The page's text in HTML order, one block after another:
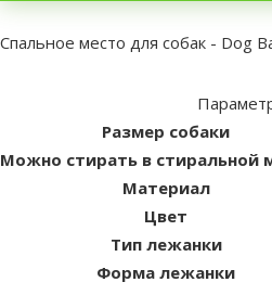
superzoo.product.detail.content
Спальное место для собак - Dog
Размер собаки
Можно стирать в стиральной
Материал
Цвет
Тип лежанки
Форма лежанки